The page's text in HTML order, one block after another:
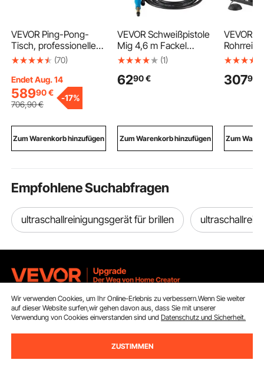
VEVOR Ping-Pong-
Tisch, professionelles
Tischtennisspiel,
Tischtennistisch für
den Innenbereich,
faltbarer Ping-Pong-
Tisch mit
Schnellklemmnetz und
feststellbaren Rädern,
einfacher Aufbau in 10
(70)
Endet Aug. 14
58990€
706,90€
-17%
Zum Warenkorb hinzufügen
VEVOR Schweißpistole
Mig 4,6 m Fackel
Ersatz Flexibles Kabel
60% für
Industrieumgebungen
harte Konstruktion
(1)
6290 €
Zum Warenkorb hinzufügen
VEVOR
ne mit
für 50-
30799
Zum
Empfohlene Suchabfragen
ultraschallreinigungsgerät für brillen
Melden Sie sich für unseren Newsletter an.
Wir verwenden Cookies, um Ihr Online-Erlebnis zu verbessern.Wenn Sie weiter
auf dieser Website surfen,wir gehen davon aus, dass Sie mit unserer
Verwendung von Cookies einverstanden sind undDatenschutz und Sicherheit.
ZUSTIMMEN